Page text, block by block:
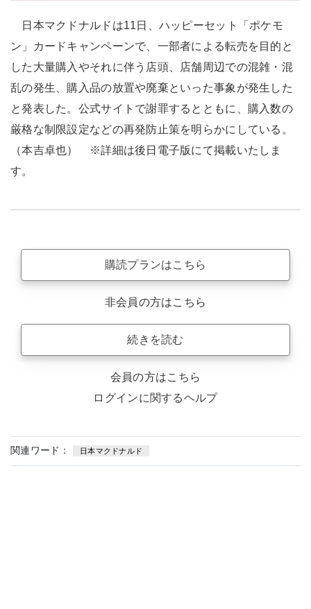
日本マクドナルドは11日、ハッピーセット「ポケモ
ン」カードキャンペーンで、一部者による転売を目的と
した大量購入やそれに伴う店頭、店舗周辺での混雑・混
乱の発生、購入品の放置や廃棄といった事象が発生した
と発表した。公式サイトで謝罪するとともに、購入数の
厳格な制限設定などの再発防止策を明らかにしている。
（本吉卓也） ※詳細は後日電子版にて掲載いたしま
す。
購読プランはこちら
非会員の方はこちら
続きを読む
会員の方はこちら
ログインに関するヘルプ
関連ワード： 日本マクドナルド